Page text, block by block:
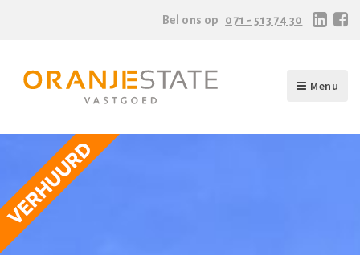
Bel ons op 071 - 513 74 30
Menu